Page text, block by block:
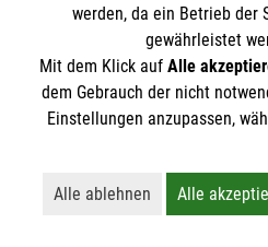
Newsletter
Cookies verwalten
werden, da ein Betrieb der
gewährleistet
Mit dem Klick auf Alle
dem Gebrauch der nicht
Einstellungen anzupassen,
Alle ablehnen
Lehnt alle nicht-
Alle